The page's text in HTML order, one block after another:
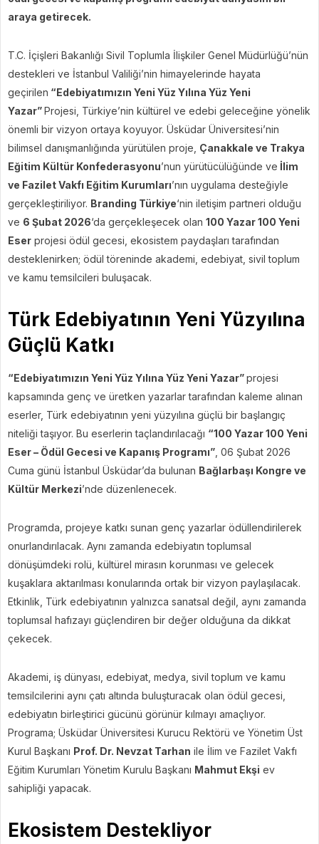
araya getirecek.
T.C. İçişleri Bakanlığı Sivil Toplumla İlişkiler Genel Müdürlüğü’nün
destekleri ve İstanbul Valiliği’nin himayelerinde hayata
geçirilen “Edebiyatımızın Yeni Yüz Yılına Yüz Yeni
Yazar”Projesi, Türkiye’nin kültürel ve edebi geleceğine yönelik
önemli bir vizyon ortaya koyuyor. Üsküdar Üniversitesi’nin
bilimsel danışmanlığında yürütülen proje, Çanakkale ve Trakya
Eğitim Kültür Konfederasyonu’nun yürütücülüğünde ve İlim
ve Fazilet Vakfı Eğitim Kurumları’nın uygulama desteğiyle
gerçekleştiriliyor. Branding Türkiye‘nin iletişim partneri olduğu
ve 6 Şubat 2026‘da gerçekleşecek olan 100 Yazar 100 Yeni
Eser projesi ödül gecesi, ekosistem paydaşları tarafından
desteklenirken; ödül töreninde akademi, edebiyat, sivil toplum
ve kamu temsilcileri buluşacak.
Türk Edebiyatının Yeni Yüzyılına
Güçlü Katkı
“Edebiyatımızın Yeni Yüz Yılına Yüz Yeni Yazar”projesi
kapsamında genç ve üretken yazarlar tarafından kaleme alınan
eserler, Türk edebiyatının yeni yüzyılına güçlü bir başlangıç
niteliği taşıyor. Bu eserlerin taçlandırılacağı “100 Yazar 100 Yeni
Eser – Ödül Gecesi ve Kapanış Programı” , 06 Şubat 2026
Cuma günü İstanbul Üsküdar’da bulunan Bağlarbaşı Kongre ve
Kültür Merkezi’nde düzenlenecek.
Programda, projeye katkı sunan genç yazarlar ödüllendirilerek
onurlandırılacak. Aynı zamanda edebiyatın toplumsal
dönüşümdeki rolü, kültürel mirasın korunması ve gelecek
kuşaklara aktarılması konularında ortak bir vizyon paylaşılacak.
Etkinlik, Türk edebiyatının yalnızca sanatsal değil, aynı zamanda
toplumsal hafızayı güçlendiren bir değer olduğuna da dikkat
çekecek.
Akademi, iş dünyası, edebiyat, medya, sivil toplum ve kamu
temsilcilerini aynı çatı altında buluşturacak olan ödül gecesi,
edebiyatın birleştirici gücünü görünür kılmayı amaçlıyor.
Programa; Üsküdar Üniversitesi Kurucu Rektörü ve Yönetim Üst
Kurul Başkanı Prof. Dr. Nevzat Tarhan ile İlim ve Fazilet Vakfı
Eğitim Kurumları Yönetim Kurulu Başkanı Mahmut Ekşi ev
sahipliği yapacak.
Ekosistem Destekliyor